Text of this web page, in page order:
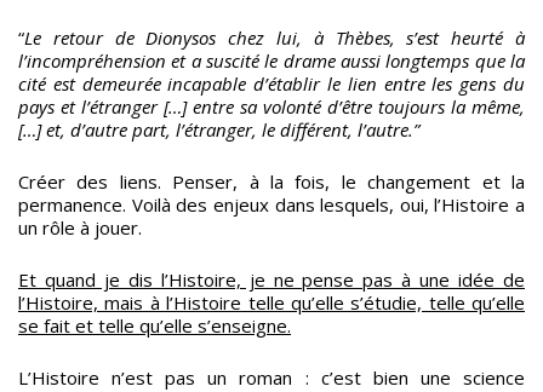
“Le retour de Dionysos chez lui, à Thèbes, s’est heurté à
l’incompréhension et a suscité le drame aussi longtemps que la
cité est demeurée incapable d’établir le lien entre les gens du
pays et l’étranger […] entre sa volonté d’être toujours la même,
[…] et, d’autre part, l’étranger, le différent, l’autre.”
Créer des liens. Penser, à la fois, le changement et la
permanence. Voilà des enjeux dans lesquels, oui, l’Histoire a
un rôle à jouer.
Et quand je dis l’Histoire, je ne pense pas à une idée de
l’Histoire, mais à l’Histoire telle qu’elle s’étudie, telle qu’elle
se fait et telle qu’elle s’enseigne.
L’Histoire n’est pas un roman : c’est bien une science